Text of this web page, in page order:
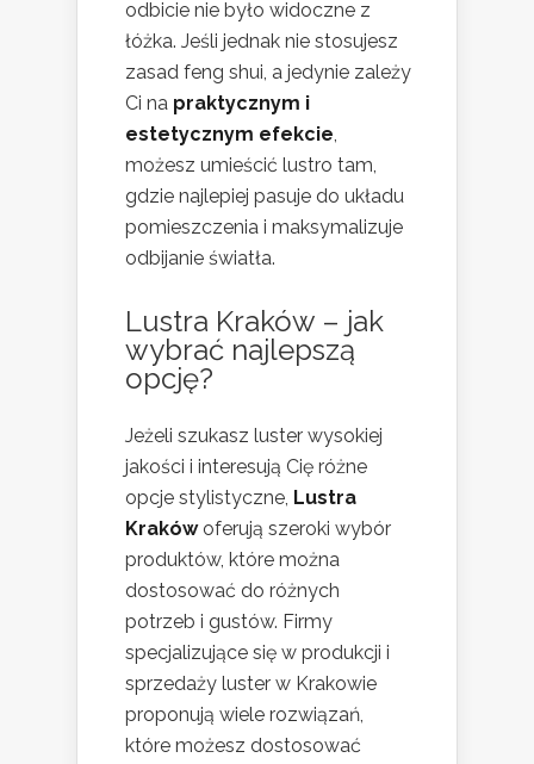
odbicie nie było widoczne z
łóżka. Jeśli jednak nie stosujesz
zasad feng shui, a jedynie zależy
Ci na praktycznym i
estetycznym efekcie,
możesz umieścić lustro tam,
gdzie najlepiej pasuje do układu
pomieszczenia i maksymalizuje
odbijanie światła.
Lustra Kraków – jak
wybrać najlepszą
opcję?
Jeżeli szukasz luster wysokiej
jakości i interesują Cię różne
opcje stylistyczne, Lustra
Krakówoferują szeroki wybór
produktów, które można
dostosować do różnych
potrzeb i gustów. Firmy
specjalizujące się w produkcji i
sprzedaży luster w Krakowie
proponują wiele rozwiązań,
które możesz dostosować